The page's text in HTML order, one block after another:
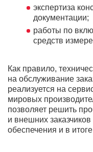
экспертиза
документации;
работы по
средств
Как правило,
на обслуживание
реализуется на
мировых
позволяет решить
и внешних
обеспечения и в